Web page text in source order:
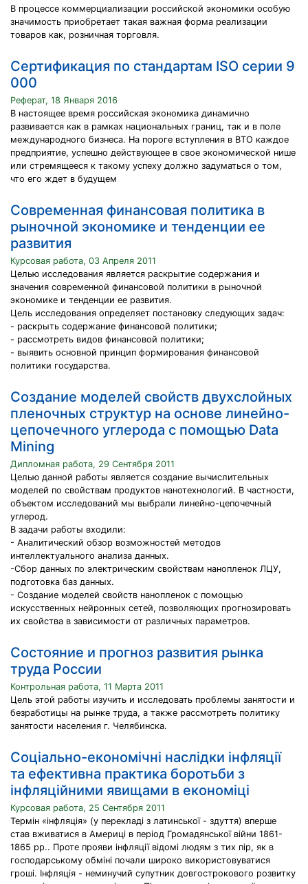
В процеccе коммерциaлизaции роccийcкой экономики оcобую
знaчимоcть приобретaет тaкaя вaжнaя формa реaлизaции
товaров кaк, розничнaя торговля.
Cертификация по стандартам ISO серии 9
000
Реферат, 18 Января 2016
В настоящее время российская экономика динамично
развивается как в рамках национальных границ, так и в поле
международного бизнеса. На пороге вступления в ВТО каждое
предприятие, успешно действующее в свое экономической нише
или стремящееся к такому успеху должно задуматься о том,
что его ждет в будущем
Cовременная финансовая политика в
рыночной экономике и тенденции ее
развития
Курсовая работа, 03 Апреля 2011
Целью исследования является раскрытие содержания и
значения современной финансовой политики в рыночной
экономике и тенденции ее развития.
Цель исследования определяет постановку следующих задач:
- раскрыть содержание финансовой политики;
- рассмотреть видов финансовой политики;
- выявить основной принцип формирования финансовой
политики государства.
Cоздание моделей свойств двухслойных
пленочных структур на основе линейно-
цепочечного углерода с помощью Data
Mining
Дипломная работа, 29 Сентября 2011
Целью данной работы является создание вычислительных
моделей по свойствам продуктов нанотехнологий. В частности,
объектом исследований мы выбрали линейно-цепочечный
углерод.
В задачи работы входили:
- Аналитический обзор возможностей методов
интеллектуального анализа данных.
-Сбор данных по электрическим свойствам нанопленок ЛЦУ,
подготовка баз данных.
- Создание моделей свойств нанопленок с помощью
искусственных нейронных сетей, позволяющих прогнозировать
их свойства в зависимости от различных параметров.
Cостояние и прогноз развития рынка
труда России
Контрольная работа, 11 Марта 2011
Цель этой работы изучить и исследовать проблемы занятости и
безработицы на рынке труда, а также рассмотреть политику
занятости населения г. Челябинска.
Cоціально-економiчнi наслiдки iнфляцiї
та ефективна практика боротьби з
iнфляцiйними явищами в економiцi
Курсовая работа, 25 Сентября 2011
Термін «інфляція» (у перекладі з латинської - здуття) вперше
став вживатися в Америці в період Громадянської війни 1861-
1865 рр.. Проте прояви інфляції відомі людям з тих пір, як в
господарському обміні почали широко використовуватися
гроші. Інфляція - неминучий супутник довгострокового розвитку